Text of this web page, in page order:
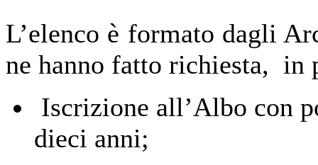
L’elenco è formato dagli
ne hanno fatto richiesta, in
Iscrizione all’Albo con
dieci anni;